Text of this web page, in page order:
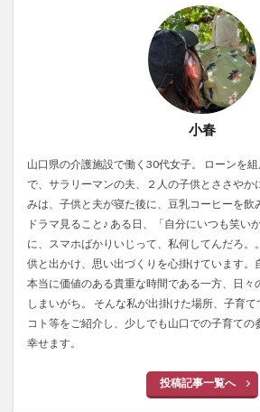
小春
山口県の介護施設で働く30代女子。 ローンを
で、サラリーマンの夫、２人の子供とささやか
みは、子供と夫が寝た後に、豆乳コーヒーを
ドラマ見ること♪ ある日、「自分にいつも笑い
に、スマホばかりいじって、私何してんだろ。
供と出かけ、思い出づくりを心掛けています。
本当に価値のある貴重な時間である一方、日々
しまいがち。 そんな私が出掛けた場所、子育て
コト等をご紹介し、少しでも山口での子育ての
幸せます。
投稿記事一覧へ